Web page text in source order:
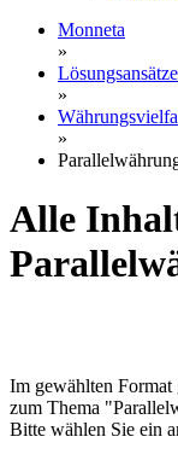
Monneta
»
Lösungsansätze
»
»
Alle
Im gewählten Format
zum Thema
Bitte wählen Sie ein